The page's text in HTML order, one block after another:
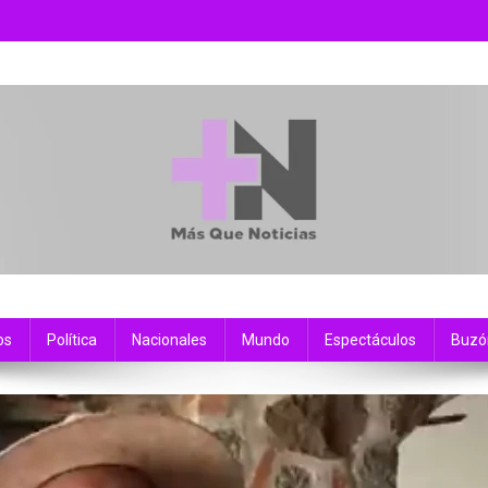
Política Nacionales Mundo Espectáculos